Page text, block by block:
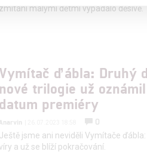
zmítání malými dětmi vypadalo děsivě.
Vymítač ďábla: Druhý
nové trilogie už oznámil
datum premiéry
Anarvin
0
Ještě jsme ani neviděli Vymítače
víry a už se blíží pokračování.
na omezených údajích a
a funkcemi zde uvedenými
předcházení a zjišťování
reklamy a obsahu